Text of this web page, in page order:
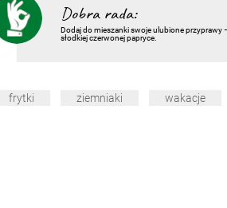
Dobra rada:
Dodaj do mieszanki swoje ulubione przyprawy
słodkiej czerwonej papryce.
frytki ziemniaki wakacje